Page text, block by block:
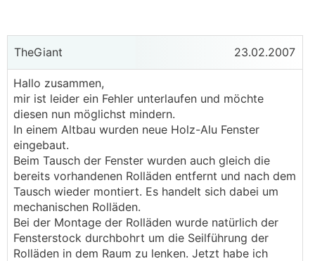
TheGiant 23.02.2007
Hallo zusammen,
mir ist leider ein Fehler unterlaufen und möchte
diesen nun möglichst mindern.
In einem Altbau wurden neue Holz-Alu Fenster
eingebaut.
Beim Tausch der Fenster wurden auch gleich die
bereits vorhandenen Rolläden entfernt und nach dem
Tausch wieder montiert. Es handelt sich dabei um
mechanischen Rolläden.
Bei der Montage der Rolläden wurde natürlich der
Fensterstock durchbohrt um die Seilführung der
Rolläden in dem Raum zu lenken. Jetzt habe ich